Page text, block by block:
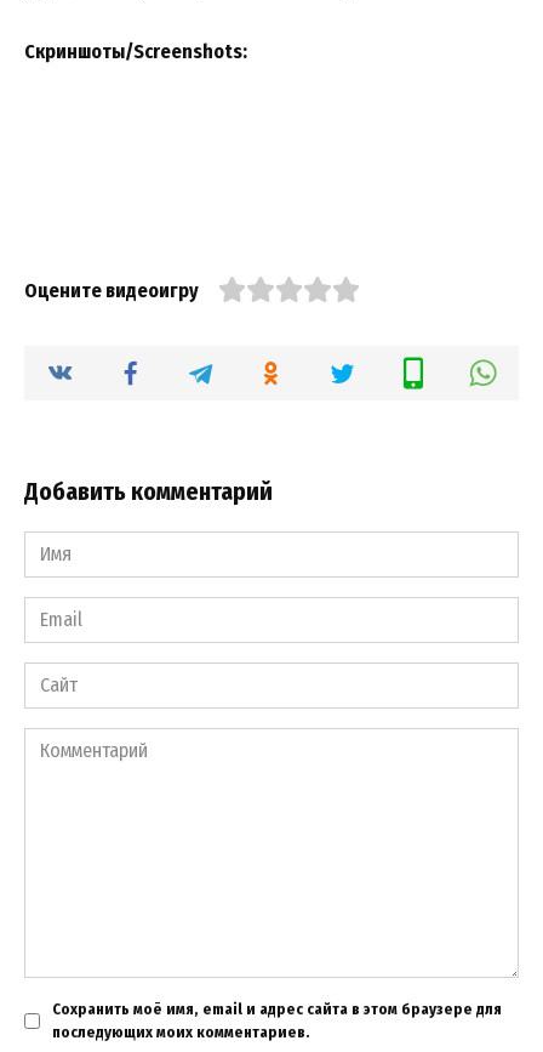
Скриншоты/Screenshots:
Оцените видеоигру
Добавить комментарий
Имя
*
Email
*
Сайт
Комментарий
Сохранить моё имя, email и адрес сайта в этом браузере для
последующих моих комментариев.